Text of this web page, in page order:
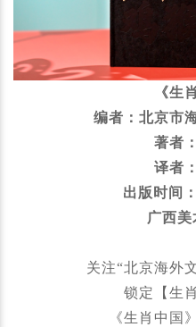
《生
编者：北京市
著者
译者
出版时间
广西
关注“北京海外
锁定【生
《生肖中国